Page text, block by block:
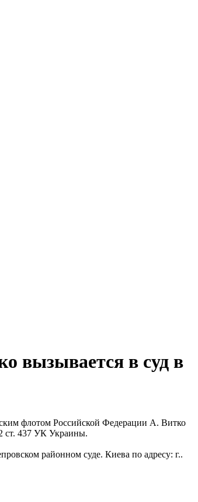
вызывается в суд в
флотом Российской Федерации А. Витко
2 ст. 437 УК Украины.
районном суде. Киева по адресу: г..